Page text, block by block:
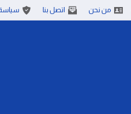
من نحن اتصل بنا